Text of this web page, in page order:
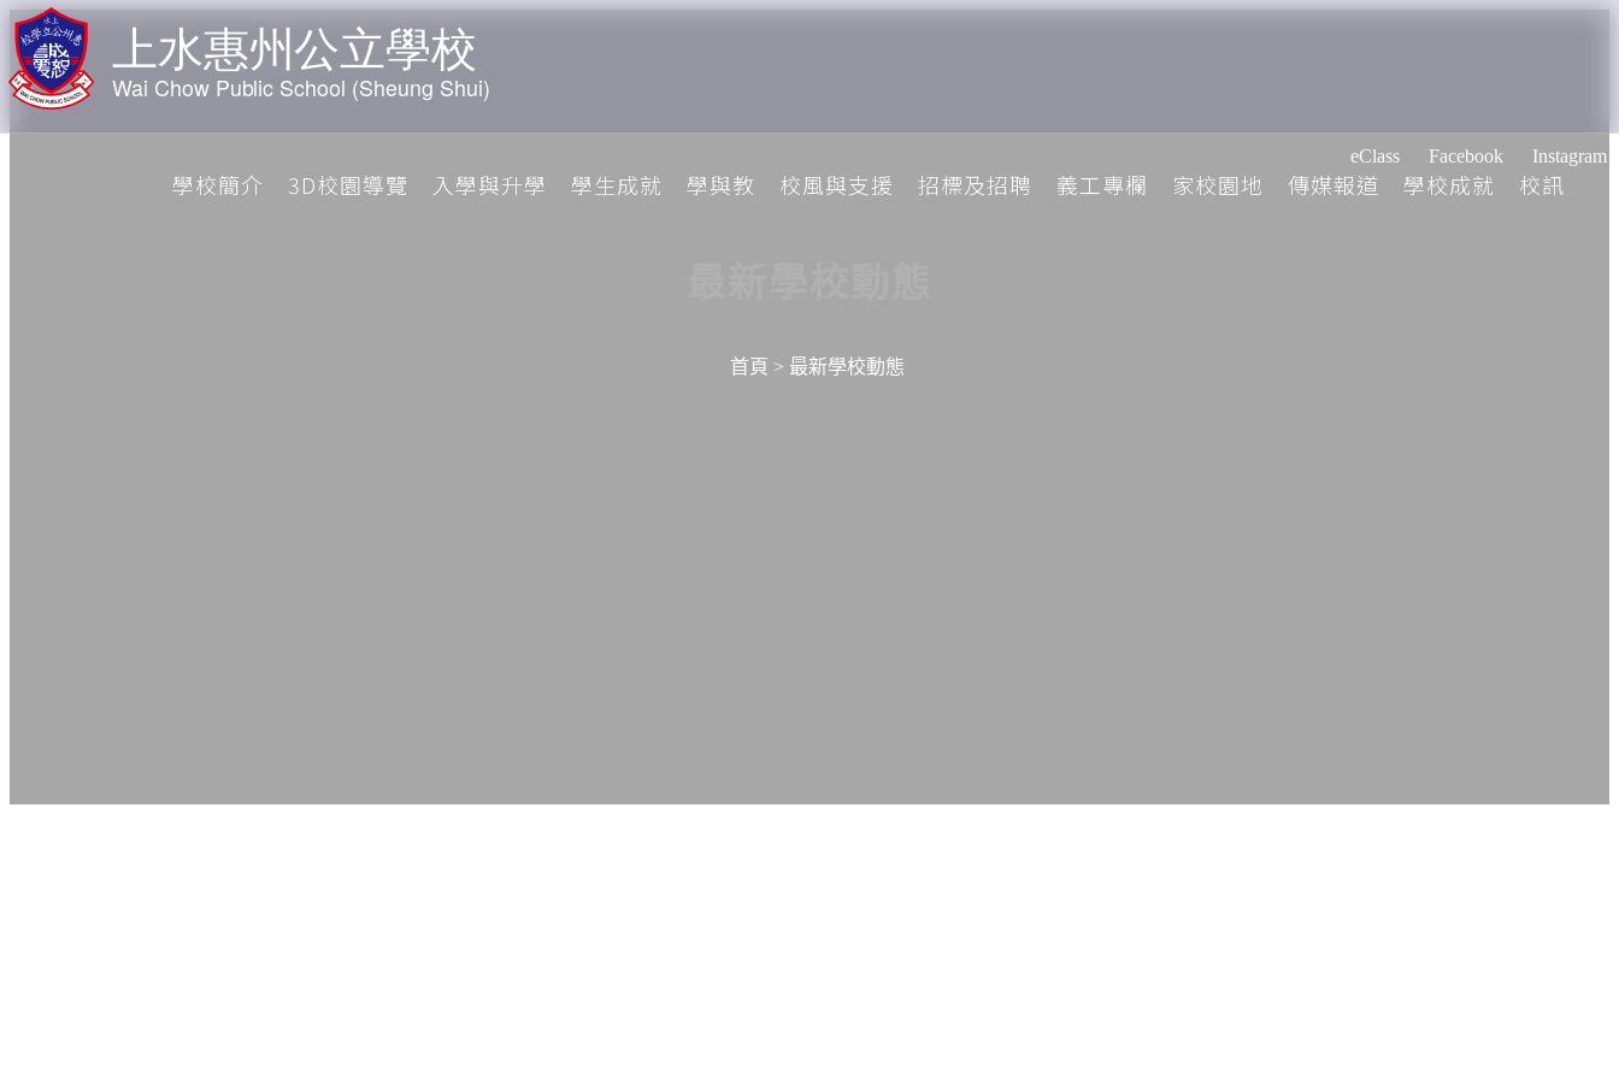
eClass Facebook Instagram
學校簡介 3D校園導覽 入學與升學 學生成就 學與教 校風與支援 招標及招聘 義工專欄 家校園地 傳媒報道 學校成就 校訊
首頁 > 最新學校動態